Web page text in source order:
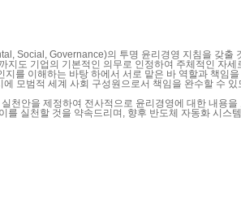
Social, Governance)의 투명 윤리경영 지침을 갖
도 기업의 기본적인 의무로 인정하여 주체적인 자
를 이해하는 바탕 하에서 서로 맡은 바 역할과 책
모범적 세계 사회 구성원으로서 책임을 완수할 수
안을 제정하여 전사적으로 윤리경영에 대한 내용
실천할 것을 약속드리며, 향후 반도체 자동화 시